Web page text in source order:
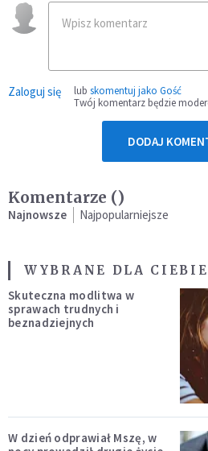
Zaloguj się lub skomentuj jako Gość
Twój komentarz będzie
DODAJ
Komentarze ()
Najnowsze Najpopularniejsze
WYBRANE DLA CIEBIE
Skuteczna modlitwa w
sprawach trudnych i
beznadziejnych
W dzień odprawiał Mszę, w